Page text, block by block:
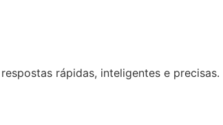
rápidas, inteligentes e precisas.